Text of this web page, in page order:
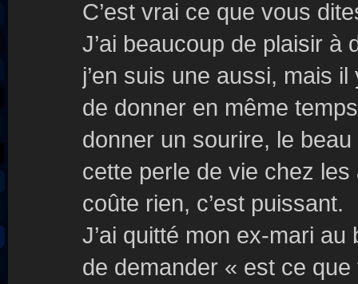
C’est vrai ce que vous
J’ai beaucoup de plaisir
j’en suis une aussi, mais
de donner en même
donner un sourire, le
cette perle de vie chez les
coûte rien, c’est puissant.
J’ai quitté mon ex-mari
de demander « est ce que